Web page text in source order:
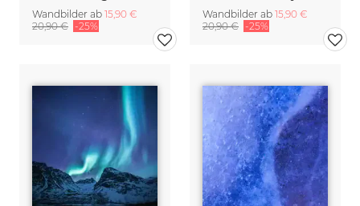
Wandbilder ab 15,90 €
20,90 € -25%
Wandbilder ab 15,90 €
20,90 € -25%